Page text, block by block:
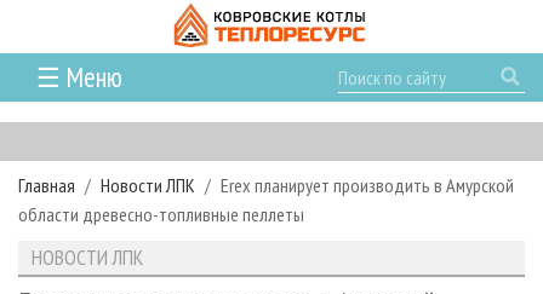
☰ Меню
ГЛАВНАЯ
РУБРИКИ И ТЕМЫ
РУБРИКИ ЖУРНАЛА
ЛЕСОЗАГОТОВКА
НОВОСТИ
НОВОСТИ ЛПК
ПРОЕКТЫ ЛПИ
АНАЛИТИКА
Главная Новости ЛПК
Erex планирует производить в Амурской
области древесно-топливные пеллеты
НОВОСТИ ЛПК